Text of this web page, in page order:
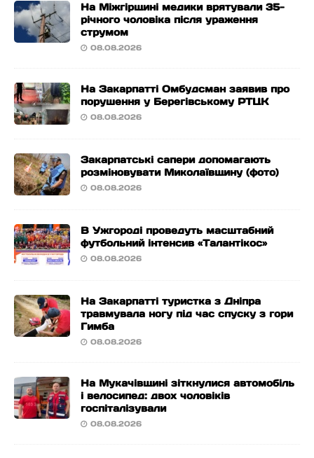
На Міжгірщині медики врятували 35-
річного чоловіка після ураження
струмом
08.08.2026
На Закарпатті Омбудсман заявив про
порушення у Берегівському РТЦК
08.08.2026
Закарпатські сапери допомагають
розміновувати Миколаївщину (фото)
08.08.2026
В Ужгороді проведуть масштабний
футбольний інтенсив «Талантікос»
08.08.2026
На Закарпатті туристка з Дніпра
травмувала ногу під час спуску з гори
Гимба
08.08.2026
На Мукачівщині зіткнулися автомобіль
і велосипед: двох чоловіків
госпіталізували
08.08.2026